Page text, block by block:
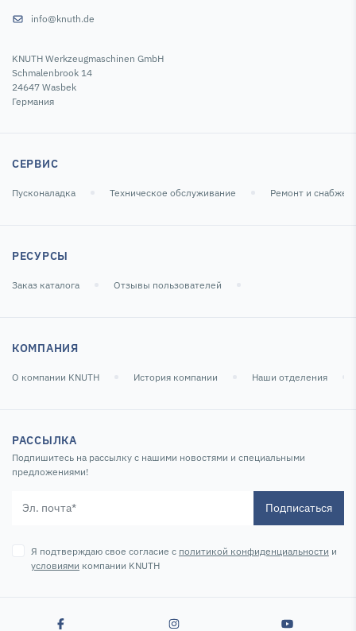
info@knuth.de
KNUTH Werkzeugmaschinen GmbH
Schmalenbrook 14
24647 Wasbek
Германия
СЕРВИС
Пусконаладка Техническое обслуживание Ремонт и
РЕСУРСЫ
Заказ каталога Отзывы пользователей
КОМПАНИЯ
О компании KNUTH История компании Наши отделения
РАССЫЛКА
Подпишитесь на рассылку с нашими новостями и специальными
предложениями!
Подписаться
Я подтверждаю свое согласие с политикой конфиденциальности и
условиями компании KNUTH